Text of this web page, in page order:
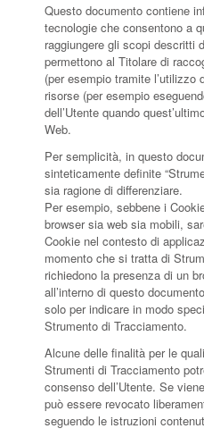
Questo documento contiene
tecnologie che consentono a
raggiungere gli scopi descritti
permettono al Titolare di
(per esempio tramite l’utilizzo
risorse (per esempio
dell’Utente quando
Web.
Per semplicità, in questo
sinteticamente definite
sia ragione di differenziare.
Per esempio, sebbene i
browser sia web sia mobili,
Cookie nel contesto di
momento che si tratta di
richiedono la presenza di un
all’interno di questo
solo per indicare in modo
Strumento di Tracciamento.
Alcune delle finalità per le
Strumenti di Tracciamento
consenso dell’Utente. Se
può essere revocato
seguendo le istruzioni